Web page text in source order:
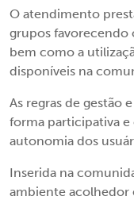
O atendimento
grupos
bem como a
disponíveis na
As regras de gestão
forma participativa e
autonomia dos
Inserida na
ambiente acolhedor